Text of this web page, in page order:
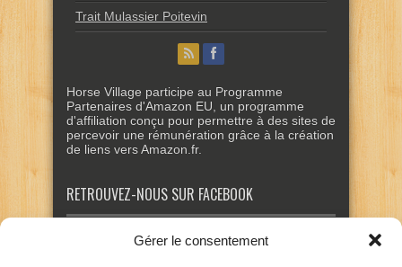
Gérer le consentement
Trait Mulassier Poitevin
Horse Village participe au Programme
Partenaires d'Amazon EU, un programme
d'affiliation conçu pour permettre à des sites de
percevoir une rémunération grâce à la création
de liens vers Amazon.fr.
RETROUVEZ-NOUS SUR FACEBOOK